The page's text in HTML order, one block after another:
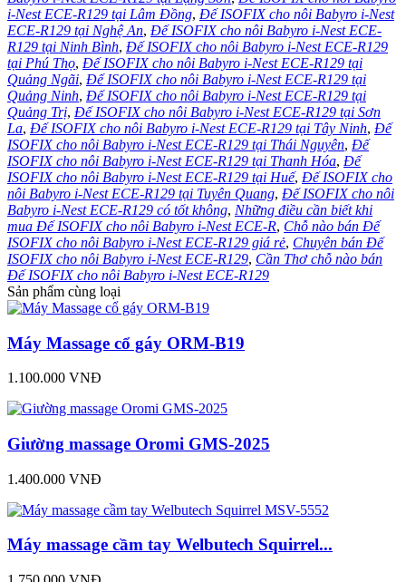
i-Nest ECE-R129 tại Lâm Đồng, Đế ISOFIX cho nôi Babyro i-Nest
ECE-R129 tại Nghệ An, Đế ISOFIX cho nôi Babyro i-Nest ECE-
R129 tại Ninh Bình, Đế ISOFIX cho nôi Babyro i-Nest ECE-R129
tại Phú Thọ, Đế ISOFIX cho nôi Babyro i-Nest ECE-R129 tại
Quảng Ngãi, Đế ISOFIX cho nôi Babyro i-Nest ECE-R129 tại
Quảng Ninh, Đế ISOFIX cho nôi Babyro i-Nest ECE-R129 tại
Quảng Trị, Đế ISOFIX cho nôi Babyro i-Nest ECE-R129 tại Sơn
La, Đế ISOFIX cho nôi Babyro i-Nest ECE-R129 tại Tây Ninh, Đế
ISOFIX cho nôi Babyro i-Nest ECE-R129 tại Thái Nguyên, Đế
ISOFIX cho nôi Babyro i-Nest ECE-R129 tại Thanh Hóa, Đế
ISOFIX cho nôi Babyro i-Nest ECE-R129 tại Huế, Đế ISOFIX cho
nôi Babyro i-Nest ECE-R129 tại Tuyên Quang, Đế ISOFIX cho nôi
Babyro i-Nest ECE-R129 có tốt không, Những điều cần biết khi
mua Đế ISOFIX cho nôi Babyro i-Nest ECE-R, Chỗ nào bán Đế
ISOFIX cho nôi Babyro i-Nest ECE-R129 giá rẻ, Chuyên bán Đế
ISOFIX cho nôi Babyro i-Nest ECE-R129, Cần Thơ chỗ nào bán
Đế ISOFIX cho nôi Babyro i-Nest ECE-R129
Sản phẩm cùng loại
Máy Massage cổ gáy ORM-B19
1.100.000 VNĐ
Giường massage Oromi GMS-2025
1.400.000 VNĐ
Máy massage cầm tay Welbutech Squirrel...